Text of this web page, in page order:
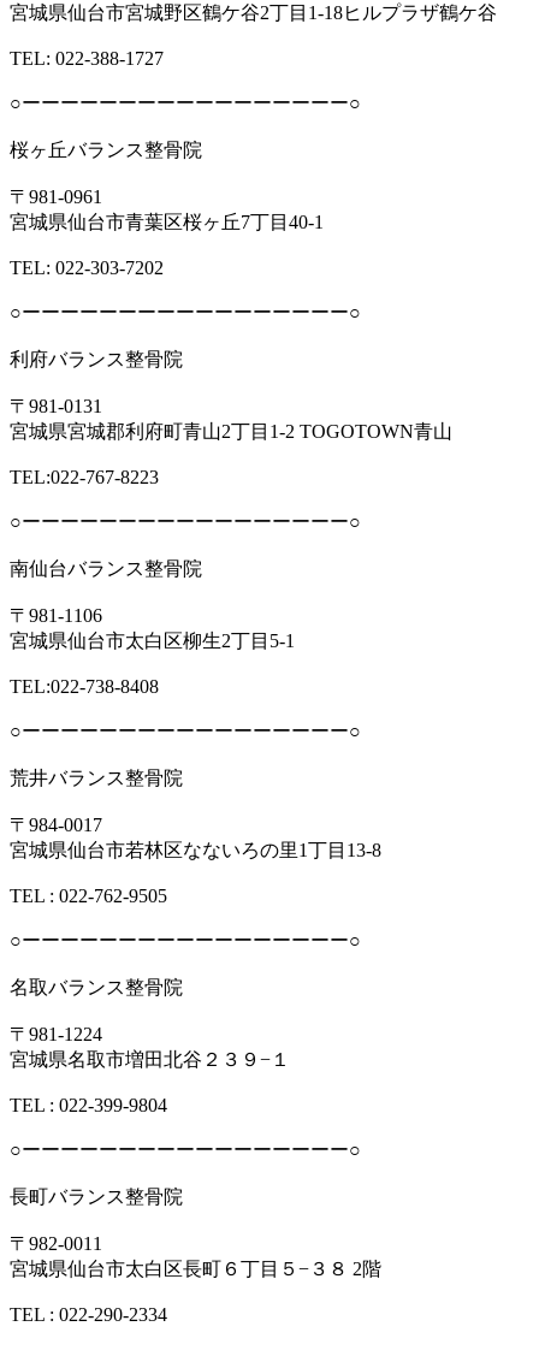
宮城県仙台市宮城野区鶴ケ谷2丁目1-18ヒルプラザ鶴ケ谷
TEL: 022-388-1727
○ーーーーーーーーーーーーーーーーー○
桜ヶ丘バランス整骨院
〒981-0961
宮城県仙台市青葉区桜ヶ丘7丁目40-1
TEL: 022-303-7202
○ーーーーーーーーーーーーーーーーー○
利府バランス整骨院
〒981-0131
宮城県宮城郡利府町青山2丁目1-2 TOGOTOWN青山
TEL:022-767-8223
○ーーーーーーーーーーーーーーーーー○
南仙台バランス整骨院
〒981-1106
宮城県仙台市太白区柳生2丁目5-1
TEL:022-738-8408
○ーーーーーーーーーーーーーーーーー○
荒井バランス整骨院
〒984-0017
宮城県仙台市若林区なないろの里1丁目13-8
TEL : 022-762-9505
○ーーーーーーーーーーーーーーーーー○
名取バランス整骨院
〒981-1224
宮城県名取市増田北谷２３９−１
TEL︎ : 022-399-9804
○ーーーーーーーーーーーーーーーーー○
長町バランス整骨院
〒982-0011
宮城県仙台市太白区長町６丁目５−３８ 2階
TEL︎ : 022-290-2334